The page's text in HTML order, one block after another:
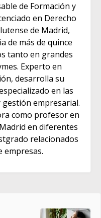
de Formación y
en Derecho
de Madrid,
de más de quince
tanto en grandes
Experto en
desarrolla su
en las
empresarial.
como profesor en
en diferentes
relacionados
empresas.